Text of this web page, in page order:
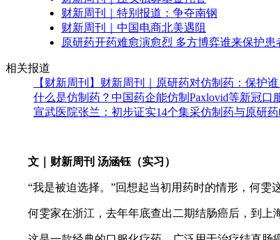
财新周刊｜特别报道：争夺南钢
财新周刊｜中国电商北美遇阻
原研药开药难愈演愈烈 多方博弈谁来保护患
相关报道
【财新周刊】财新周刊｜原研药对仿制药：保护
什么是仿制药？中国药企能仿制Paxlovid等新冠口
宣武医院张兰：初步证实14个集采仿制药与原研
文｜财新周刊 汤涵钰（实习）
“我是被迫选择。”回想起当初用药时的情形，何雯这
何雯家在浙江，去年年底查出二期结肠癌后，到上